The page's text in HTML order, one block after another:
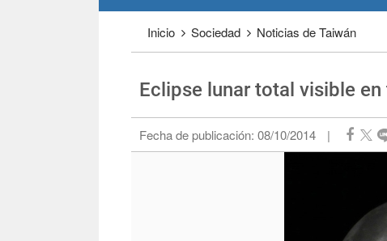
Inicio Sociedad Noticias de Taiwán
Eclipse lunar total visible en
Fecha de publicación: 08/10/2014 |